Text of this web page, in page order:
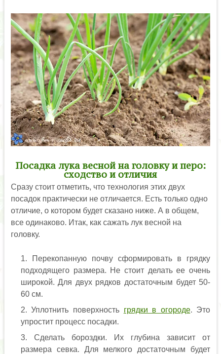
Посадка лука весной на головку и перо:
сходство и отличия
Сразу стоит отметить, что технология этих двух
посадок практически не отличается. Есть только одно
отличие, о котором будет сказано ниже. А в общем,
все одинаково. Итак, как сажать лук весной на
головку.
Перекопанную почву сформировать в грядку
подходящего размера. Не стоит делать ее очень
широкой. Для двух рядков достаточным будет 50-
60 см.
Уплотнить поверхность грядки в огороде. Это
упростит процесс посадки.
Сделать бороздки. Их глубина зависит от
размера севка. Для мелкого достаточным будет